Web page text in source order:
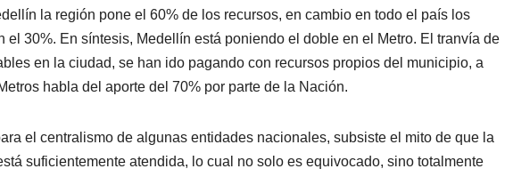
la región pone el 60% de los recursos, en cambio en todo el país los
el 30%. En síntesis, Medellín está poniendo el doble en el Metro. El tranvía de
en la ciudad, se han ido pagando con recursos propios del municipio, a
habla del aporte del 70% por parte de la Nación.
el centralismo de algunas entidades nacionales, subsiste el mito de que la
suficientemente atendida, lo cual no solo es equivocado, sino totalmente